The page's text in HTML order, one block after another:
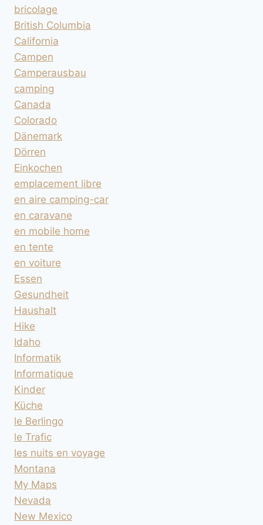
bricolage
British Columbia
California
Campen
Camperausbau
camping
Canada
Colorado
Dänemark
Dörren
Einkochen
emplacement libre
en aire camping-car
en caravane
en mobile home
en tente
en voiture
Essen
Gesundheit
Haushalt
Hike
Idaho
Informatik
Informatique
Kinder
Küche
le Berlingo
le Trafic
les nuits en voyage
Montana
My Maps
Nevada
New Mexico